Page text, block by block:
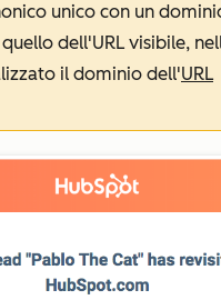
unico con un
dell'URL visibile,
il dominio dell'URL